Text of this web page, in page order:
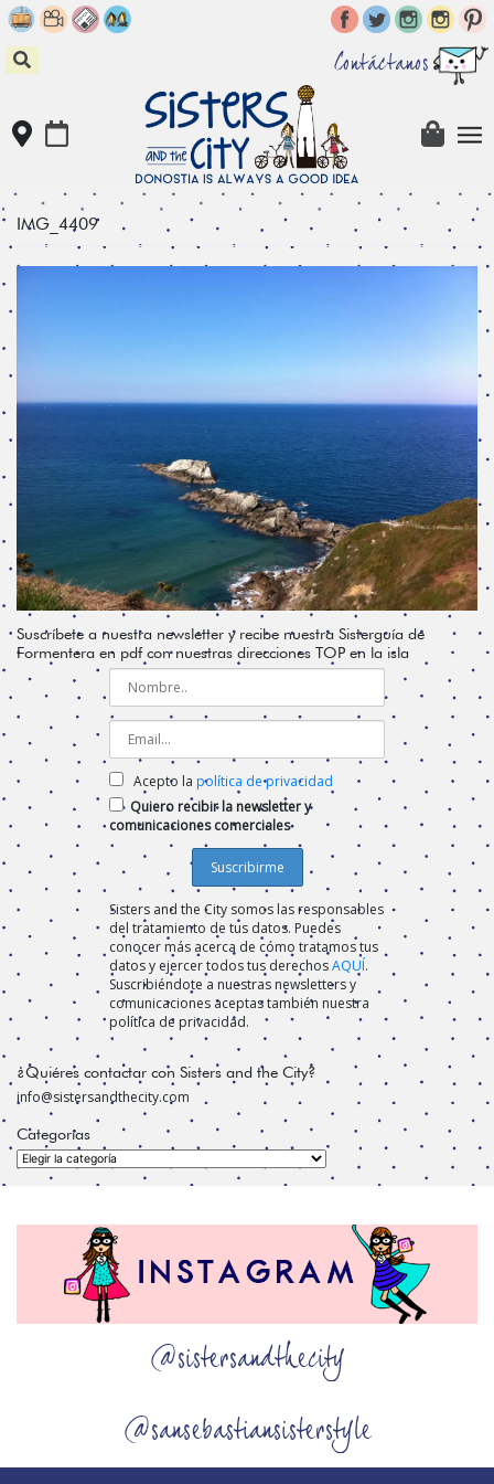
Skip
to
content
Contáctanos
IMG_4409
Suscríbete a nuestra newsletter y recibe nuestra Sisterguía de
Formentera en pdf con nuestras direcciones TOP en la isla
Acepto la política de privacidad
Quiero recibir la newsletter y
comunicaciones comerciales
Sisters and the City somos las responsables
del tratamiento de tus datos. Puedes
conocer más acerca de cómo tratamos tus
datos y ejercer todos tus derechosAQUÍ.
Suscribiéndote a nuestras newsletters y
comunicaciones aceptas también nuestra
política de privacidad.
¿Quiéres contactar con Sisters and the City?
info@sistersandthecity.com
Categorías
Categorías
@sistersandthecity
@sansebastiansisterstyle